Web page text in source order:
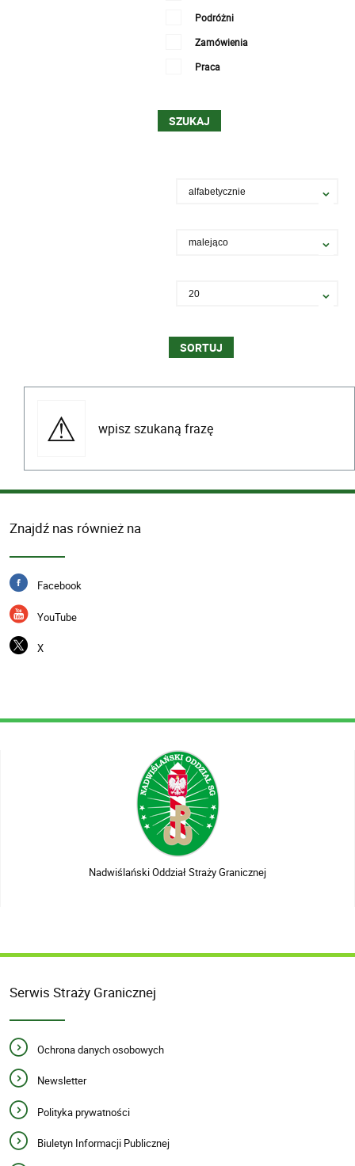
Podróżni
Zamówienia
Praca
wpisz szukaną frazę
Znajdź nas również na
Facebook
YouTube
X
Nadwiślański Oddział Straży Granicznej
Serwis Straży Granicznej
Ochrona danych osobowych
Newsletter
Polityka prywatności
Biuletyn Informacji Publicznej